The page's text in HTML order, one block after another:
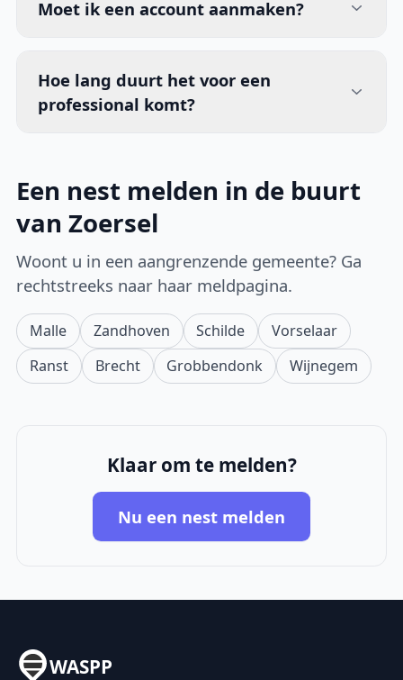
Moet ik een account aanmaken?
Hoe lang duurt het voor een
professional komt?
Een nest melden in de buurt
van Zoersel
Woont u in een aangrenzende gemeente? Ga
rechtstreeks naar haar meldpagina.
Malle Zandhoven Schilde
Vorselaar
Ranst
Brecht Grobbendonk Wijnegem
Klaar om te melden?
Nu een nest melden
WASPP